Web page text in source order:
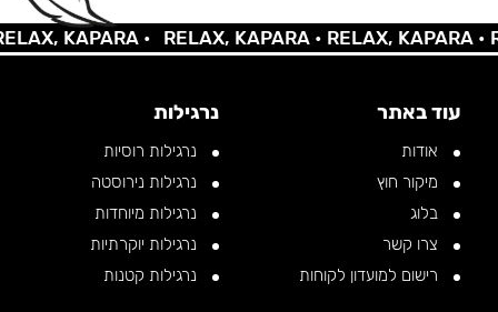
KAPARA • RELAX, KAPARA •RELAX, KAPARA •
עוד באתר
אודות
מיקור חוץ
בלוג
צרו קשר
רישום למועדון לקוחות
נרגילות
נרגילות רוסיות
נרגילות נירוסטה
נרגילות מיוחדות
נרגילות יוקרתיות
נרגילות קטנות